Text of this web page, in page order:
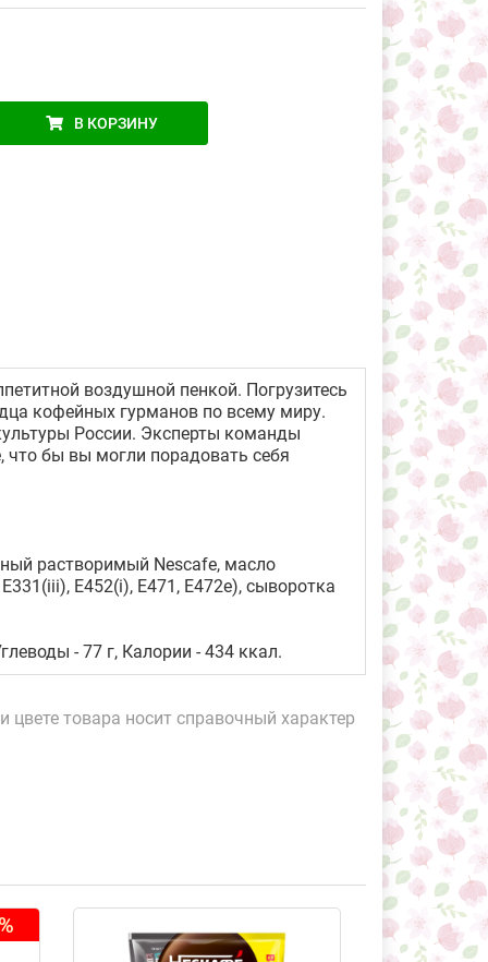
В КОРЗИНУ
воздушной пенкой. Погрузитесь
кофейных гурманов по всему миру.
России. Эксперты команды
бы вы могли порадовать себя
растворимый Nescafе, масло
Е452(i), Е471, Е472e), сыворотка
- 77 г, Калории - 434 ккал.
цвете товара носит справочный характер